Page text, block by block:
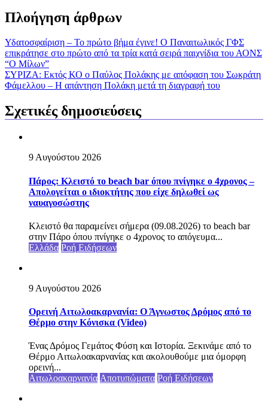
Πλοήγηση άρθρων
Υδατοσφαίριση – Το πρώτο βήμα έγινε! Ο Παναιτωλικός ΓΦΣ
επικράτησε στο πρώτο από τα τρία κατά σειρά παιχνίδια του ΑΟΝΣ
“Ο Μίλων”
ΣΥΡΙΖΑ: Εκτός ΚΟ ο Παύλος Πολάκης με απόφαση του Σωκράτη
Φάμελλου – Η απάντηση Πολάκη μετά τη διαγραφή του
Σχετικές δημοσιεύσεις
9 Αυγούστου 2026
Πάρος: Κλειστό το beach bar όπου πνίγηκε ο 4χρονος –
Απολογείται ο ιδιοκτήτης που είχε δηλωθεί ως
ναυαγοσώστης
Κλειστό θα παραμείνει σήμερα (09.08.2026) το beach bar
στην Πάρο όπου πνίγηκε ο 4χρονος το απόγευμα...
Ελλάδα Ροή Ειδήσεων
9 Αυγούστου 2026
Ορεινή Αιτωλοακαρνανία: Ο Άγνωστος Δρόμος από το
Θέρμο στην Κόνισκα (Video)
Ένας Δρόμος Γεμάτος Φύση και Ιστορία. Ξεκινάμε από το
Θέρμο Αιτωλοακαρνανίας και ακολουθούμε μια όμορφη
ορεινή...
Αιτωλοακαρνανία Αποτυπώματα Ροή Ειδήσεων